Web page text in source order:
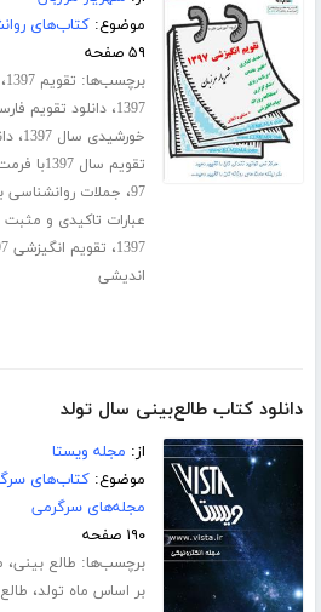
موضوع:کتاب‌های
۵۹ صفحه
برچسب‌ها: تقویم 1397
1397،دانلود تقویم
خورشیدی سال 1397
،
تقویم سال 1397با فرمت پی دی اف
97، جملات روانشناسی
عبارات تاکیدی و مثبت
1397، تقویم انگیزشی 1397
اندیشی
دانلود کتاب طالع‌بینی سال تولد
از: مجله ویستا
موضوع:کتاب‌های
مجله‌های سرگرمی
۱۹۰ صفحه
برچسب‌ها: طالع بینی،
بر اساس ماه تولد،